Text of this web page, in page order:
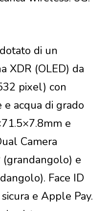
di un
XDR (OLED) da
pixel) con
e acqua di grado
e
Camera
e
Face ID
e Apple Pay.